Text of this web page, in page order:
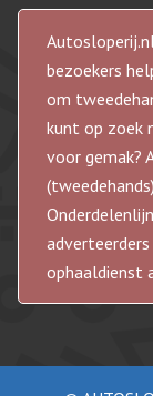
bezoekers
om
kunt op zoek
voor gemak?
ophaaldienst